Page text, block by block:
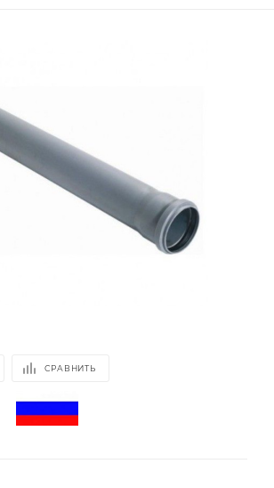
СРАВНИТЬ